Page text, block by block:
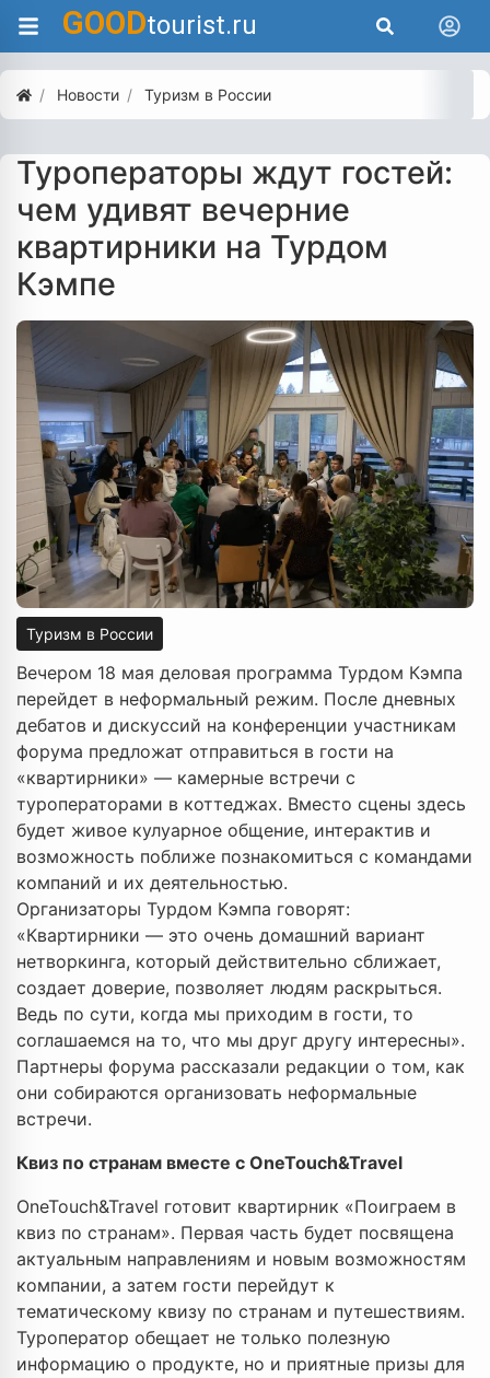
GOODtourist.ru
Новости Туризм в России
Туроператоры ждут гостей:
чем удивят вечерние
квартирники на Турдом
Кэмпе
Туризм в России
Вечером 18 мая деловая программа Турдом Кэмпа
перейдет в неформальный режим. После дневных
дебатов и дискуссий на конференции участникам
форума предложат отправиться в гости на
«квартирники» — камерные встречи с
туроператорами в коттеджах. Вместо сцены здесь
будет живое кулуарное общение, интерактив и
возможность поближе познакомиться с командами
компаний и их деятельностью.
Организаторы Турдом Кэмпа говорят:
«Квартирники — это очень домашний вариант
нетворкинга, который действительно сближает,
создает доверие, позволяет людям раскрыться.
Ведь по сути, когда мы приходим в гости, то
соглашаемся на то, что мы друг другу интересны».
Партнеры форума рассказали редакции о том, как
они собираются организовать неформальные
встречи.
Квиз по странам вместе с OneTouch&Travel
OneTouch&Travel готовит квартирник «Поиграем в
квиз по странам». Первая часть будет посвящена
актуальным направлениям и новым возможностям
компании, а затем гости перейдут к
тематическому квизу по странам и путешествиям.
Туроператор обещает не только полезную
информацию о продукте, но и приятные призы для